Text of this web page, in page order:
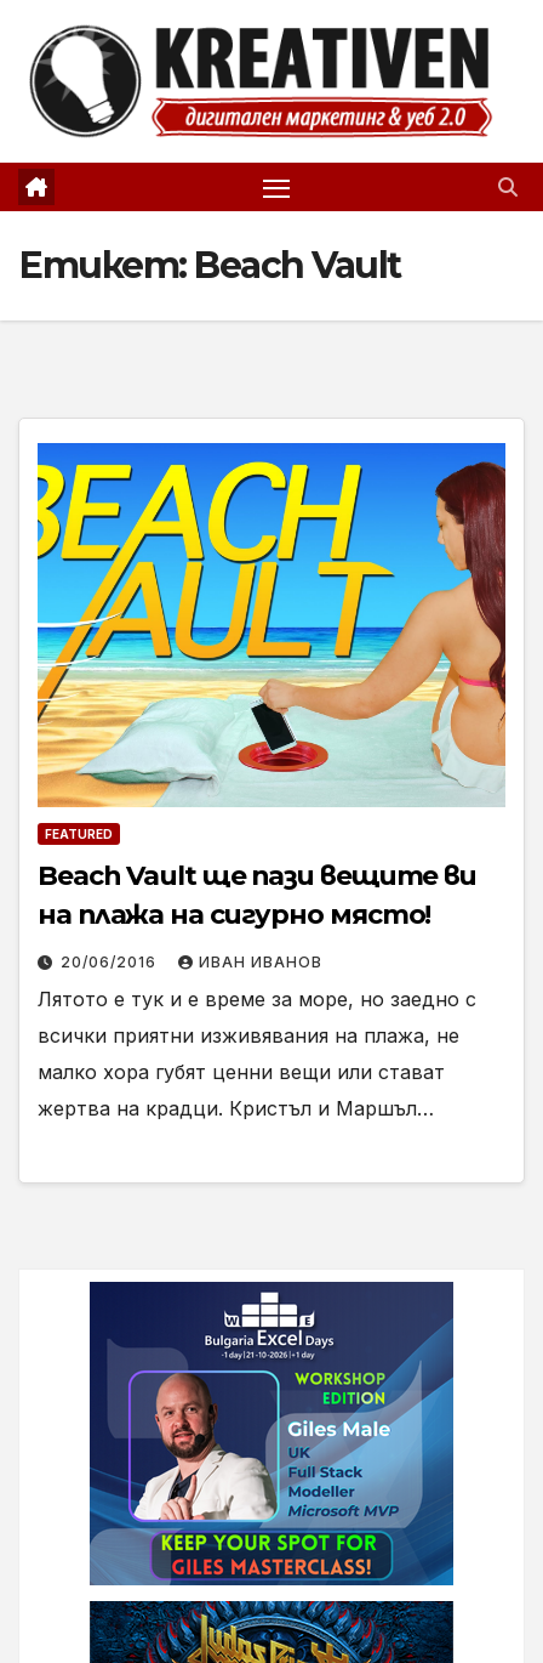
content
Етикет: Beach Vault
FEATURED
Beach Vault ще пази вещите ви
на плажа на сигурно място!
20/06/2016 ИВАН ИВАНОВ
Лятото е тук и е време за море, но заедно с
всички приятни изживявания на плажа, не
малко хора губят ценни вещи или стават
жертва на крадци. Кристъл и Маршъл…